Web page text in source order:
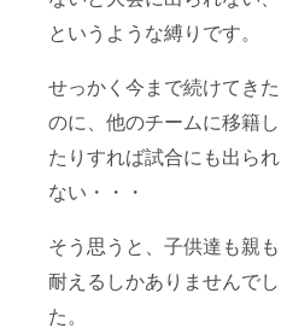
というような縛りです。
せっかく今まで続けてきた
のに、他のチームに移籍し
たりすれば試合にも出られ
ない・・・
そう思うと、子供達も親も
耐えるしかありませんでし
た。